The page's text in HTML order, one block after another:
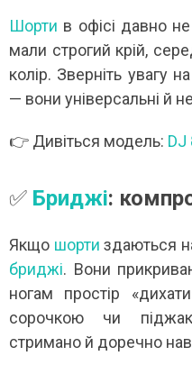
Шорти в офісі давно
мали строгий крій,
колір. Зверніть увагу
— вони універсальні й
👉 Дивіться модель: DJ
✅ Бриджі:
Якщо шорти здаються
бриджі. Вони
ногам простір
сорочкою чи
стримано й доречно